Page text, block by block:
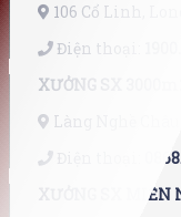
106 Cổ Linh,
Điện thoại:
XƯỞNG SX 3000m2
Làng Nghề
XƯỞNG SX MIỀN